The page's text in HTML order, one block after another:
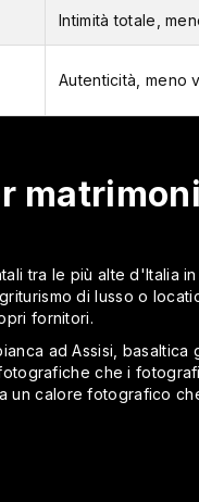
Intimità totale,
Autenticità, meno
tra le più alte d'Italia
di lusso o
fornitori.
ad Assisi, basaltica
che i
un calore fotografico